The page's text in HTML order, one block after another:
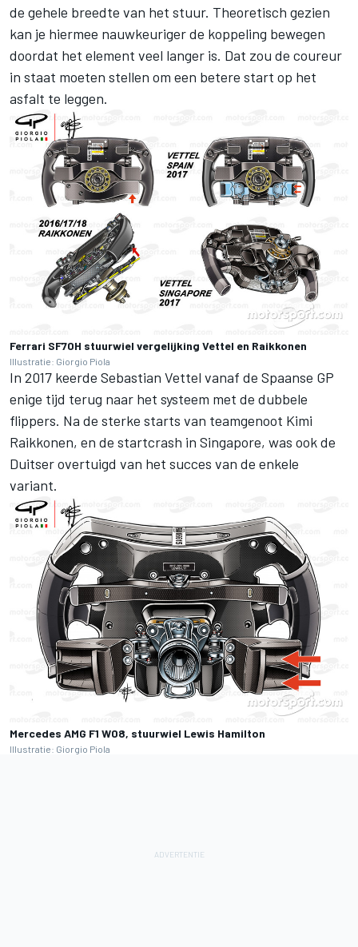
de gehele breedte van het stuur. Theoretisch gezien
kan je hiermee nauwkeuriger de koppeling bewegen
doordat het element veel langer is. Dat zou de coureur
in staat moeten stellen om een betere start op het
asfalt te leggen.
Ferrari SF70H stuurwiel vergelijking Vettel en Raikkonen
Illustratie: Giorgio Piola
In 2017 keerde Sebastian Vettel vanaf de Spaanse GP
enige tijd terug naar het systeem met de dubbele
flippers. Na de sterke starts van teamgenoot Kimi
Raikkonen, en de startcrash in Singapore, was ook de
Duitser overtuigd van het succes van de enkele
variant.
Mercedes AMG F1 W08, stuurwiel Lewis Hamilton
Illustratie: Giorgio Piola